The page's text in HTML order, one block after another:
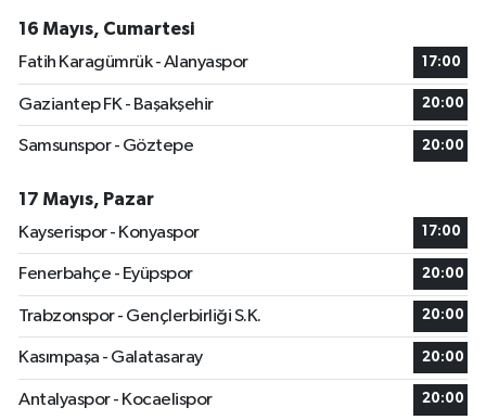
16 Mayıs, Cumartesi
Fatih Karagümrük - Alanyaspor
17:00
Gaziantep FK - Başakşehir 20:00
Samsunspor - Göztepe 20:00
17 Mayıs, Pazar
Kayserispor - Konyaspor
17:00
Fenerbahçe - Eyüpspor 20:00
Trabzonspor - Gençlerbirliği S.K. 20:00
Kasımpaşa - Galatasaray 20:00
Antalyaspor - Kocaelispor 20:00